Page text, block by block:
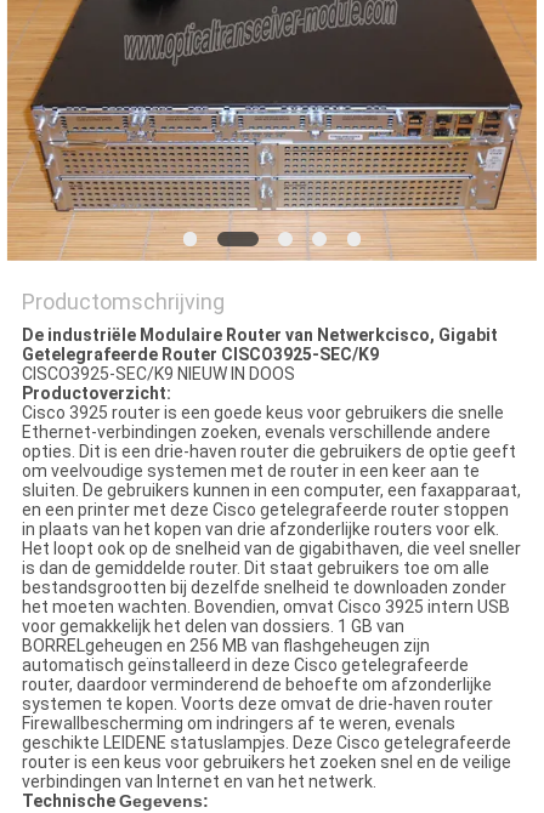
Productomschrijving
De industriële Modulaire Router van Netwerkcisco, Gigabit
Getelegrafeerde Router CISCO3925-SEC/K9
CISCO3925-SEC/K9 NIEUW IN DOOS
Productoverzicht:
Cisco 3925 router is een goede keus voor gebruikers die snelle
Ethernet-verbindingen zoeken, evenals verschillende andere
opties. Dit is een drie-haven router die gebruikers de optie geeft
om veelvoudige systemen met de router in een keer aan te
sluiten. De gebruikers kunnen in een computer, een faxapparaat,
en een printer met deze Cisco getelegrafeerde router stoppen
in plaats van het kopen van drie afzonderlijke routers voor elk.
Het loopt ook op de snelheid van de gigabithaven, die veel sneller
is dan de gemiddelde router. Dit staat gebruikers toe om alle
bestandsgrootten bij dezelfde snelheid te downloaden zonder
het moeten wachten. Bovendien, omvat Cisco 3925 intern USB
voor gemakkelijk het delen van dossiers. 1 GB van
BORRELgeheugen en 256 MB van flashgeheugen zijn
automatisch geïnstalleerd in deze Cisco getelegrafeerde
router, daardoor verminderend de behoefte om afzonderlijke
systemen te kopen. Voorts deze omvat de drie-haven router
Firewallbescherming om indringers af te weren, evenals
geschikte LEIDENE statuslampjes. Deze Cisco getelegrafeerde
router is een keus voor gebruikers het zoeken snel en de veilige
verbindingen van Internet en van het netwerk.
TechnischeGegevens: